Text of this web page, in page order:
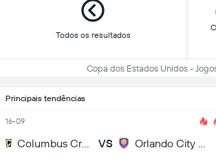
Todos os resultados
Copa dos Estados Unidos -
Principais tendências
16-09
Columbus Crew VS